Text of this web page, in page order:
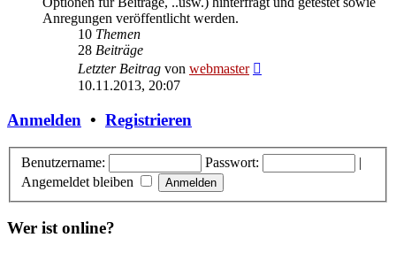
Anregungen veröffentlicht werden.
10 Themen
28 Beiträge
Letzter Beitrag von webmaster
10.11.2013, 20:07
Anmelden • Registrieren
Benutzername: Passwort:
|
Angemeldet bleiben
Wer ist online?